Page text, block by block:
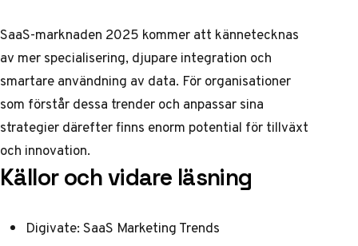
SaaS-marknaden 2025 kommer att kännetecknas
av mer specialisering, djupare integration och
smartare användning av data. För organisationer
som förstår dessa trender och anpassar sina
strategier därefter finns enorm potential för tillväxt
och innovation.
Källor och vidare läsning
Digivate: SaaS Marketing Trends